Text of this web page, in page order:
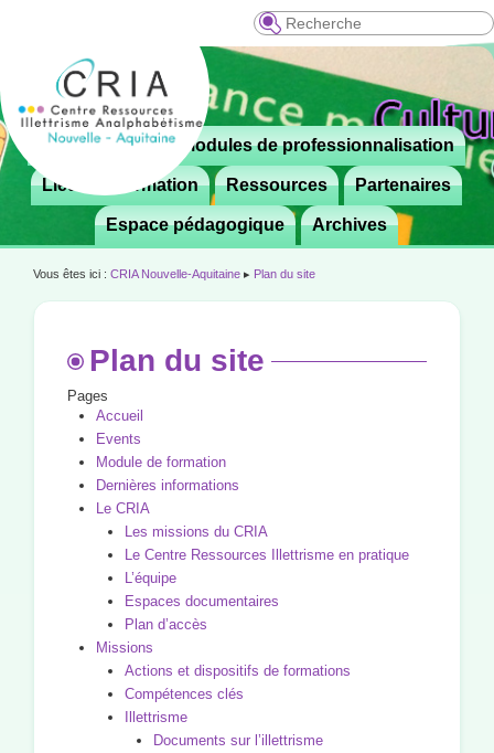
Recherche
Menu
principal
Aller
contenu
principal
 Le CRIA Modules de professionnalisation
Lieux de formation Ressources Partenaires
Espace pédagogique Archives
Vous êtes ici : CRIA Nouvelle-Aquitaine ▸ Plan du site
Plan du site
Pages
Accueil
Events
Module de formation
Dernières informations
Le CRIA
Les missions du CRIA
Le Centre Ressources Illettrisme en pratique
L’équipe
Espaces documentaires
Plan d’accès
Missions
Actions et dispositifs de formations
Compétences clés
Illettrisme
Documents sur l’illettrisme